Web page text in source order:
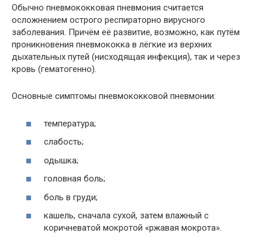
Обычно пневмококковая пневмония считается
осложнением острого респираторно вирусного
заболевания. Причём её развитие, возможно, как путём
проникновения пневмококка в лёгкие из верхних
дыхательных путей (нисходящая инфекция), так и через
кровь (гематогенно).
Основные симптомы пневмококковой пневмонии:
температура;
слабость;
одышка;
головная боль;
боль в груди;
кашель, сначала сухой, затем влажный с
коричневатой мокротой «ржавая мокрота».